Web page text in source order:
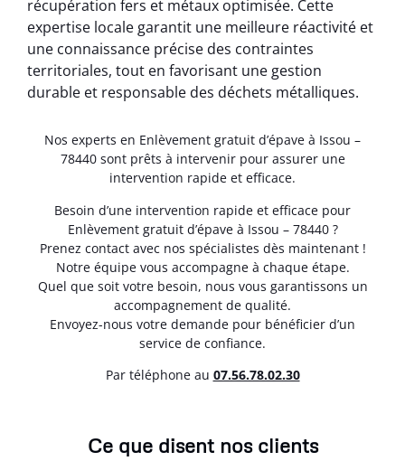
récupération fers et métaux optimisée. Cette
expertise locale garantit une meilleure réactivité et
une connaissance précise des contraintes
territoriales, tout en favorisant une gestion
durable et responsable des déchets métalliques.
Nos experts en Enlèvement gratuit d’épave à Issou –
78440 sont prêts à intervenir pour assurer une
intervention rapide et efficace.
Besoin d’une intervention rapide et efficace pour
Enlèvement gratuit d’épave à Issou – 78440 ?
Prenez contact avec nos spécialistes dès maintenant !
Notre équipe vous accompagne à chaque étape.
Quel que soit votre besoin, nous vous garantissons un
accompagnement de qualité.
Envoyez-nous votre demande pour bénéficier d’un
service de confiance.
Par téléphone au 07.56.78.02.30
Ce que disent nos clients